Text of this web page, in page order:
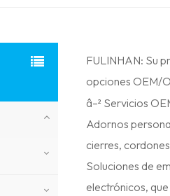
FULINHAN: Su
opciones OEM/
â–² Servicios
Adornos
cierres,
Soluciones de
electrónicos,